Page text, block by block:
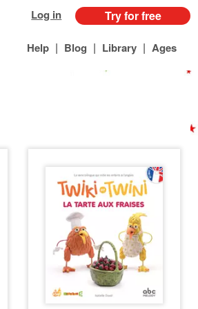
Log in Try for free
Help | Blog | Library | Ages